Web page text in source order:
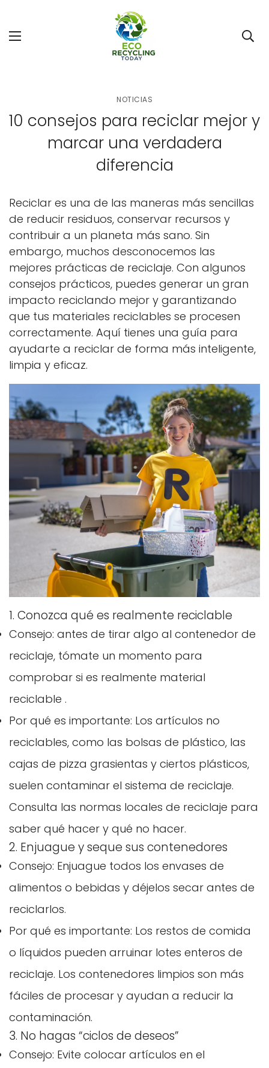
NOTICIAS
10 consejos para reciclar mejor y
marcar una verdadera
diferencia
Reciclar es una de las maneras más sencillas
de reducir residuos, conservar recursos y
contribuir a un planeta más sano. Sin
embargo, muchos desconocemos las
mejores prácticas de reciclaje. Con algunos
consejos prácticos, puedes generar un gran
impacto reciclando mejor y garantizando
que tus materiales reciclables se procesen
correctamente. Aquí tienes una guía para
ayudarte a reciclar de forma más inteligente,
limpia y eficaz.
1. Conozca qué es realmente reciclable
Consejo: antes de tirar algo al contenedor de
reciclaje, tómate un momento para
comprobar si es realmente material
reciclable .
Por qué es importante: Los artículos no
reciclables, como las bolsas de plástico, las
cajas de pizza grasientas y ciertos plásticos,
suelen contaminar el sistema de reciclaje.
Consulta las normas locales de reciclaje para
saber qué hacer y qué no hacer.
2. Enjuague y seque sus contenedores
Consejo: Enjuague todos los envases de
alimentos o bebidas y déjelos secar antes de
reciclarlos.
Por qué es importante: Los restos de comida
o líquidos pueden arruinar lotes enteros de
reciclaje. Los contenedores limpios son más
fáciles de procesar y ayudan a reducir la
contaminación.
3. No hagas “ciclos de deseos”
Consejo: Evite colocar artículos en el